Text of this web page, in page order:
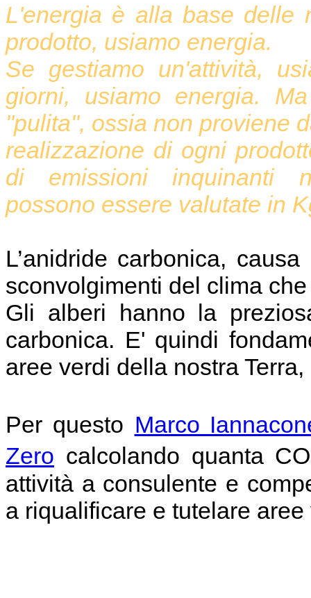
L'energia è alla base delle
prodotto, usiamo energia.
Se gestiamo un'attività,
giorni, usiamo energia.
"pulita", ossia non proviene
realizzazione di ogni
di emissioni inquinanti
possono essere valutate in
L’anidride carbonica,
sconvolgimenti del clima
Gli alberi hanno la
carbonica. E' quindi
aree verdi della nostra
Per questo Marco
Zero calcolando quanta
attività a consulente e
a riqualificare e tutelare aree